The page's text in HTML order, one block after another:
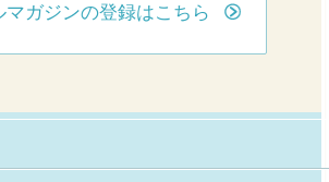
マガジンの登録はこちら